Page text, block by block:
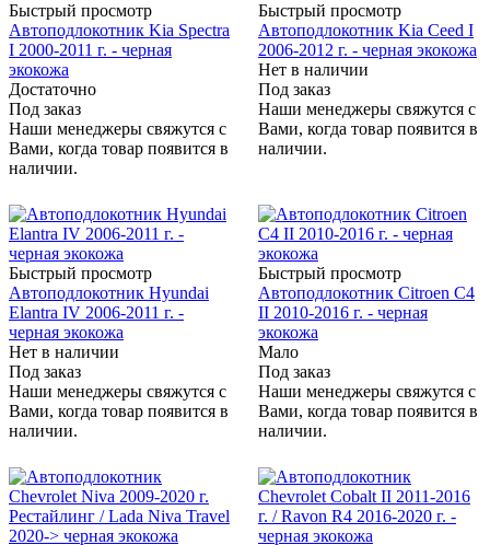
Быстрый просмотр
Автоподлокотник Kia Spectra
I 2000-2011 г. - черная
экокожа
Достаточно
Под заказ
Наши менеджеры свяжутся с
Вами, когда товар появится в
наличии.
Быстрый просмотр
Автоподлокотник Kia Ceed I
2006-2012 г. - черная экокожа
Нет в наличии
Под заказ
Наши менеджеры свяжутся с
Вами, когда товар появится в
наличии.
Быстрый просмотр
Автоподлокотник Hyundai
Elantra IV 2006-2011 г. -
черная экокожа
Нет в наличии
Под заказ
Наши менеджеры свяжутся с
Вами, когда товар появится в
наличии.
Быстрый просмотр
Автоподлокотник Citroen C4
II 2010-2016 г. - черная
экокожа
Мало
Под заказ
Наши менеджеры свяжутся с
Вами, когда товар появится в
наличии.